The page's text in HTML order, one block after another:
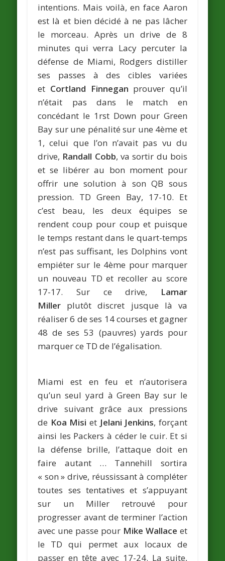
intentions. Mais voilà, en face Aaron
est là et bien décidé à ne pas lâcher
le morceau. Après un drive de 8
minutes qui verra Lacy percuter la
défense de Miami, Rodgers distiller
ses passes à des cibles variées
et Cortland Finnegan prouver qu’il
n’était pas dans le match en
concédant le 1rst Down pour Green
Bay sur une pénalité sur une 4ème et
1, celui que l’on n’avait pas vu du
drive, Randall Cobb, va sortir du bois
et se libérer au bon moment pour
offrir une solution à son QB sous
pression. TD Green Bay, 17-10. Et
c’est beau, les deux équipes se
rendent coup pour coup et puisque
le temps restant dans le quart-temps
n’est pas suffisant, les Dolphins vont
empiéter sur le 4ème pour marquer
un nouveau TD et recoller au score
17-17. Sur ce drive, Lamar
Miller plutôt discret jusque là va
réaliser 6 de ses 14 courses et gagner
48 de ses 53 (pauvres) yards pour
marquer ce TD de l’égalisation.
Miami est en feu et n’autorisera
qu’un seul yard à Green Bay sur le
drive suivant grâce aux pressions
de Koa Misi et Jelani Jenkins, forçant
ainsi les Packers à céder le cuir. Et si
la défense brille, l’attaque doit en
faire autant … Tannehill sortira
« son » drive, réussissant à compléter
toutes ses tentatives et s’appuyant
sur un Miller retrouvé pour
progresser avant de terminer l’action
avec une passe pour Mike Wallace et
le TD qui permet aux locaux de
passer en tête avec 17-24. La suite,